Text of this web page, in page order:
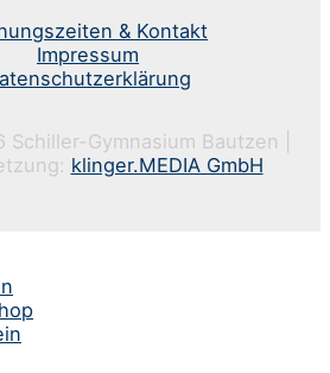
& Kontakt
Impressum
Gymnasium Bautzen |
klinger.MEDIA GmbH